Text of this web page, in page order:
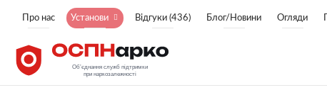
Про нас Установи Відгуки (436) Блог/Новини Огляди